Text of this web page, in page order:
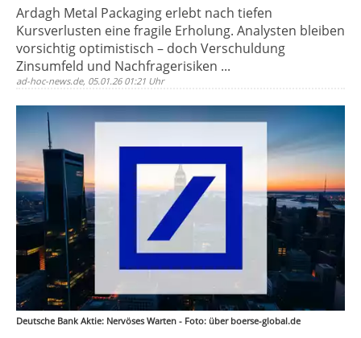
Ardagh Metal Packaging erlebt nach tiefen
Kursverlusten eine fragile Erholung. Analysten bleiben
vorsichtig optimistisch – doch Verschuldung
Zinsumfeld und Nachfragerisiken ...
ad-hoc-news.de, 05.01.26 01:21 Uhr
Deutsche Bank Aktie: Nervöses Warten - Foto: über boerse-global.de